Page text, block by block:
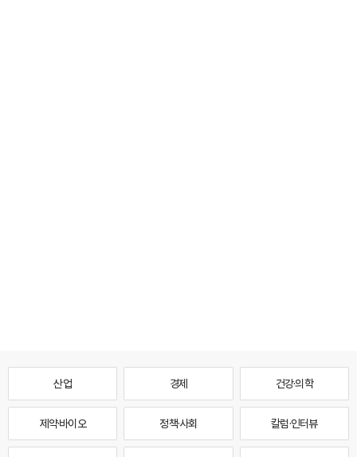
산업 경제 건강·의학
제약·바이오 정책·사회 칼럼·인터뷰